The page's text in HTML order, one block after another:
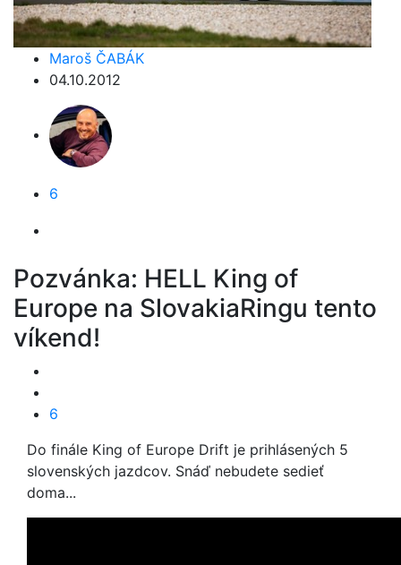
Maroš ČABÁK
04.10.2012
6
Pozvánka: HELL King of
Europe na SlovakiaRingu tento
víkend!
6
Do finále King of Europe Drift je prihlásených 5
slovenských jazdcov. Snáď nebudete sedieť
doma...